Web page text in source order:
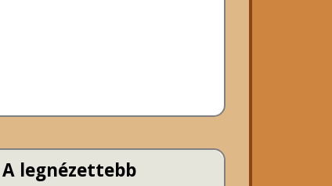
A legnézettebb